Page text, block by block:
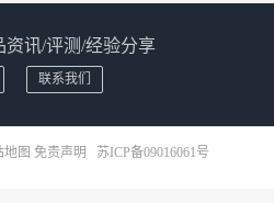
资讯/评测/经验分享
联系我们
地图 免责声明 苏ICP备09016061号